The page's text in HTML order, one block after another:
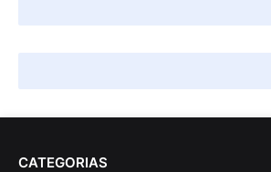
CATEGORIAS